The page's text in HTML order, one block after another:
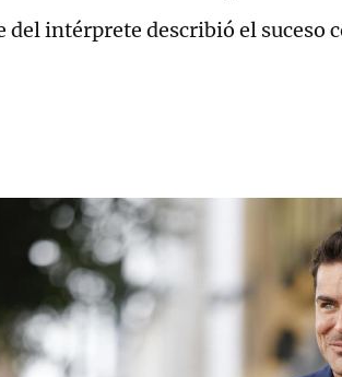
del intérprete describió el